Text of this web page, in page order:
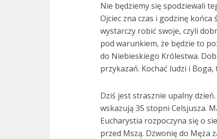
Nie będziemy się spodziewali
Ojciec zna czas i godzinę
wystarczy robić swoje, czyli
pod warunkiem, że będzie to
do Niebieskiego Królestwa.
przykazań. Kochać ludzi i
Dziś jest strasznie upalny
wskazują 35 stopni Celsjusza.
Eucharystia rozpoczyna się o
przed Mszą. Dzwonię do Męża